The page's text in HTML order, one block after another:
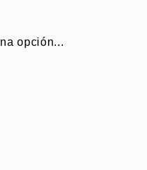
opción...